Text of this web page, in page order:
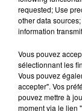
aspergé sa
d'un liquide
20 juillet 2026
requested; Use
other data
information
Vous pouvez
sélectionnant les
Vous pouvez
accepter". Vos
pouvez mettre à
moment via le lien